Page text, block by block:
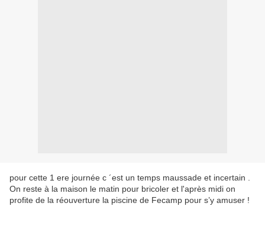
pour cette 1 ere journée c ´est un temps maussade et incertain .
On reste à la maison le matin pour bricoler et l'après midi on
profite de la réouverture la piscine de Fecamp pour s’y amuser !